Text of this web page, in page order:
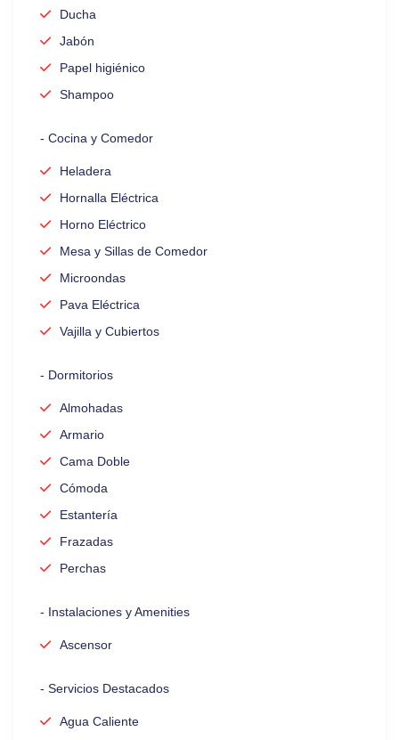
Ducha
Jabón
Papel higiénico
Shampoo
- Cocina y Comedor
Heladera
Hornalla Eléctrica
Horno Eléctrico
Mesa y Sillas de Comedor
Microondas
Pava Eléctrica
Vajilla y Cubiertos
- Dormitorios
Almohadas
Armario
Cama Doble
Cómoda
Estantería
Frazadas
Perchas
- Instalaciones y Amenities
Ascensor
- Servicios Destacados
Agua Caliente